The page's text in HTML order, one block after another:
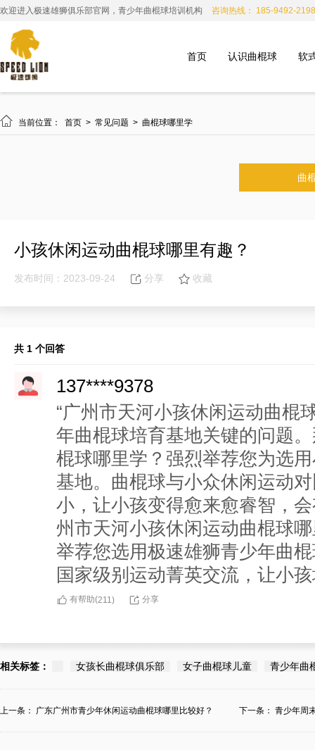
欢迎进入极速雄狮俱乐部官网，青少年曲棍球培训机构 咨询热线： 185-9492-2198
首页 认识曲棍球 软
 当前位置： 首页 > 常见问题 > 曲棍球哪里学
曲
小孩休闲运动曲棍球哪里有趣？
发布时间：2023-09-24 分享 收藏
共 1 个回答
137****9378
“广州市天河小孩休闲运动曲棍
年曲棍球培育基地关键的问题
棍球哪里学？强烈举荐您为选
基地。曲棍球与小众休闲运动
小，让小孩变得愈来愈睿智，
州市天河小孩休闲运动曲棍球
举荐您选用极速雄狮青少年曲
国家级别运动菁英交流，让小
有帮助(211 ) 分享
相关标签： 女孩长曲棍球俱乐部 女子曲棍球儿童 青少年曲
上一条： 广东广州市青少年休闲运动曲棍球哪里比较好？ 下一条： 青少年周